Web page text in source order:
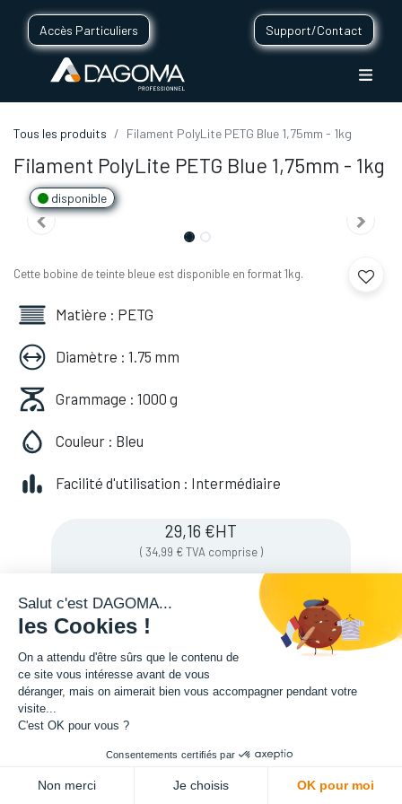
Accès Particuliers Support/Contact
Tous les produits Filament PolyLite PETG Blue 1,75mm - 1kg
Filament PolyLite PETG Blue 1,75mm - 1kg
disponible
Cette bobine de teinte bleue est disponible en format 1kg.
Matière : PETG
Diamètre : 1.75 mm
Grammage : 1000 g
Couleur : Bleu
Facilité d'utilisation : Intermédiaire
29,16 €HT
( 34,99 € TVA comprise )
Couleurs de filament:bleu
Matière: PETG
Salut c'est DAGOMA...
les Cookies !
On a attendu d'être sûrs que le contenu de
ce site vous intéresse avant de vous
déranger, mais on aimerait bien vous accompagner pendant votre
visite...
C'est OK pour vous ?
Consentements certifiés par
Non merci Je choisis OK pour moi